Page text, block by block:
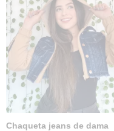
Chaqueta jeans de dama